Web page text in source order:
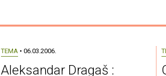
TEMA• 06.03.2006.
Aleksandar Dragaš :